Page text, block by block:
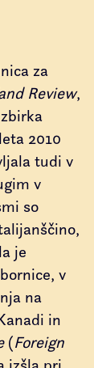
za
Review,
2010
tudi v
v
so
je
v
na
in
(Foreign